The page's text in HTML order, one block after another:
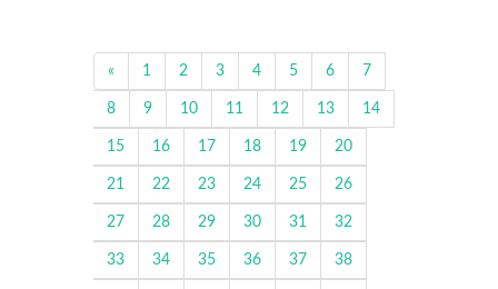
« 1 2 3 4 5 6 7
8 9 10 11 12 13 14
15 16 17 18 19 20
21 22 23 24 25 26
27 28 29 30 31 32
33 34 35 36 37 38